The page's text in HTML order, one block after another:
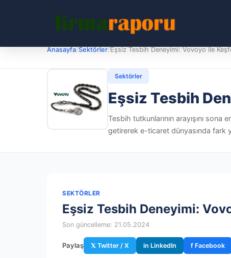
Anasayfa/Sektörler/Eşsiz Tesbih Deneyimi: Vovoyo ile
Sektörler
Eşsiz Tesbih
Tesbih tutkunlarının arayışını
getirerek e-ticaret dünyasında fark
SEKTÖRLER
Eşsiz Tesbih Deneyimi:
Son güncelleme: 21.05.2024
Paylaş 𝕏 Twitter / X in LinkedIn f Facebook